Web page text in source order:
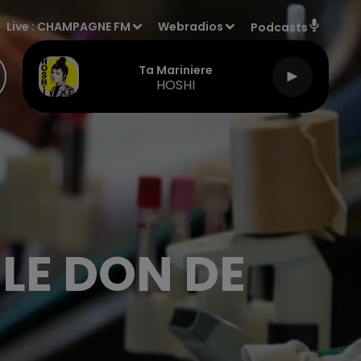
Live :CHAMPAGNE FM Webradios Podcasts
Ta Mariniere
HOSHI
DON DE